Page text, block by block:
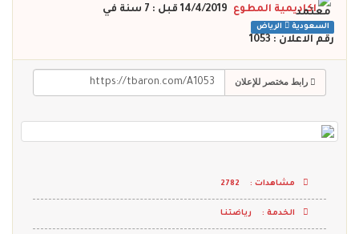
اكاديمية المطوع 14/4/2019 قبل : 7 سنة في
السعودية الرياض
رقم الاعلان : 1053
رابط مختصر للإعلان
مشاهدات : 2782
الخدمة : رياضتنـا